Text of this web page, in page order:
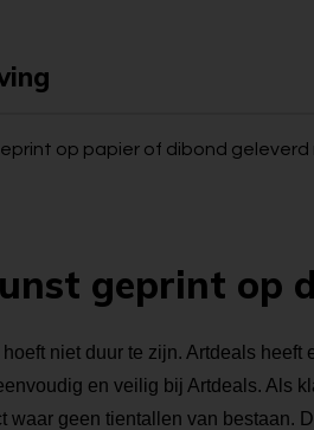
op papier of dibond geleverd
geprint op
hoeft niet duur te zijn. Artdeals
en veilig bij Artdeals. Als
waar geen tientallen van bestaan.